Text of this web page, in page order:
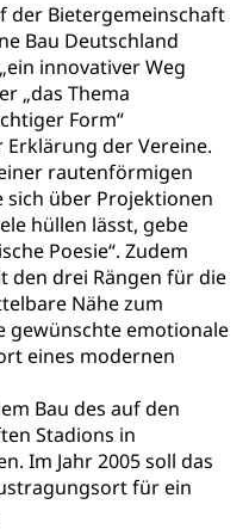
der Bietergemeinschaft
Bau Deutschland
innovativer Weg
„das Thema
Form“
der Vereine.
rautenförmigen
über Projektionen
hüllen lässt, gebe
Poesie“. Zudem
den drei Rängen für die
Nähe zum
gewünschte emotionale
eines modernen
Bau des auf den
Stadions in
Im Jahr 2005 soll das
für ein